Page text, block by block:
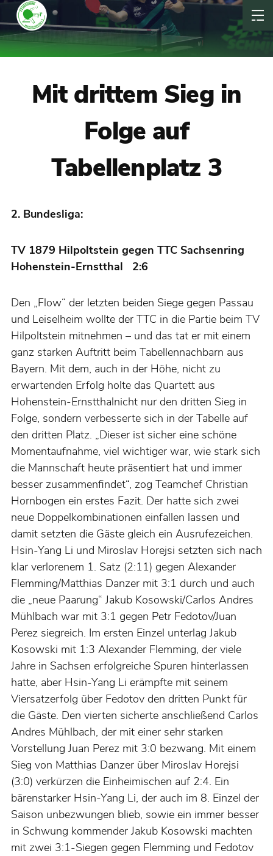
Mit drittem Sieg in
Folge auf
Tabellenplatz 3
2. Bundesliga:
TV 1879 Hilpoltstein gegen TTC Sachsenring
Hohenstein-Ernstthal 2:6
Den „Flow“ der letzten beiden Siege gegen Passau
und Leiselheim wollte der TTC in die Partie beim TV
Hilpoltstein mitnehmen – und das tat er mit einem
ganz starken Auftritt beim Tabellennachbarn aus
Bayern. Mit dem, auch in der Höhe, nicht zu
erwartenden Erfolg holte das Quartett aus
Hohenstein-Ernstthalnicht nur den dritten Sieg in
Folge, sondern verbesserte sich in der Tabelle auf
den dritten Platz. „Dieser ist sicher eine schöne
Momentaufnahme, viel wichtiger war, wie stark sich
die Mannschaft heute präsentiert hat und immer
besser zusammenfindet“, zog Teamchef Christian
Hornbogen ein erstes Fazit. Der hatte sich zwei
neue Doppelkombinationen einfallen lassen und
damit setzten die Gäste gleich ein Ausrufezeichen.
Hsin-Yang Li und Miroslav Horejsi setzten sich nach
klar verlorenem 1. Satz (2:11) gegen Alexander
Flemming/Matthias Danzer mit 3:1 durch und auch
die „neue Paarung“ Jakub Kosowski/Carlos Andres
Mühlbach war mit 3:1 gegen Petr Fedotov/Juan
Perez siegreich. Im ersten Einzel unterlag Jakub
Kosowski mit 1:3 Alexander Flemming, der viele
Jahre in Sachsen erfolgreiche Spuren hinterlassen
hatte, aber Hsin-Yang Li erämpfte mit seinem
Viersatzerfolg über Fedotov den dritten Punkt für
die Gäste. Den vierten sicherte anschließend Carlos
Andres Mühlbach, der mit einer sehr starken
Vorstellung Juan Perez mit 3:0 bezwang. Mit einem
Sieg von Matthias Danzer über Miroslav Horejsi
(3:0) verkürzen die Einheimischen auf 2:4. Ein
bärenstarker Hsin-Yang Li, der auch im 8. Einzel der
Saison unbezwungen blieb, sowie ein immer besser
in Schwung kommender Jakub Kosowski machten
mit zwei 3:1-Siegen gegen Flemming und Fedotov